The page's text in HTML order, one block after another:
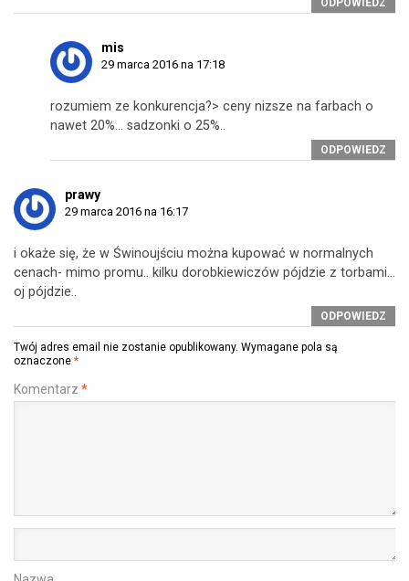
ODPOWIEDZ
mis
29 marca 2016 na 17:18
rozumiem ze konkurencja?> ceny nizsze na farbach o
nawet 20%… sadzonki o 25%..
ODPOWIEDZ
prawy
29 marca 2016 na 16:17
i okaże się, że w Świnoujściu można kupować w normalnych
cenach- mimo promu.. kilku dorobkiewiczów pójdzie z torbami…
oj pójdzie..
ODPOWIEDZ
Twój adres email nie zostanie opublikowany. Wymagane pola są
oznaczone *
Komentarz *